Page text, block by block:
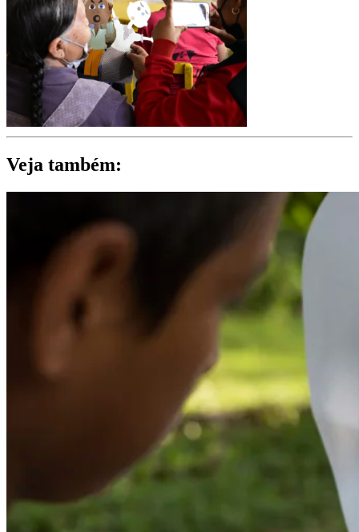
Veja também: